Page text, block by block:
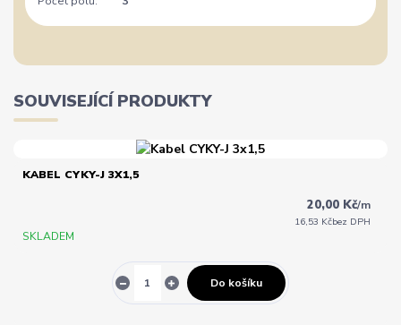
SOUVISEJÍCÍ PRODUKTY
KABEL CYKY-J 3X1,5
20,00 Kč/m
16,53 Kčbez DPH
SKLADEM
Do košíku